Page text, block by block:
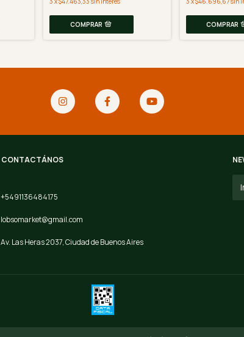
CONTACTÁNOS
+5491136484175
lobsomarket@gmail.com
Av. Las Heras 2037, Ciudad de Buenos Aires